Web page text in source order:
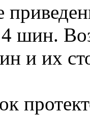
шин.
и их